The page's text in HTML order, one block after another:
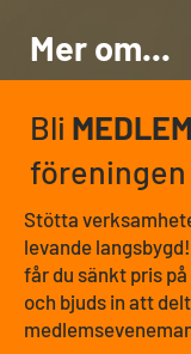
Mer om...
Bli MEDLEM
föreningen
Stötta
levande
får du sänkt pris
och bjuds in att